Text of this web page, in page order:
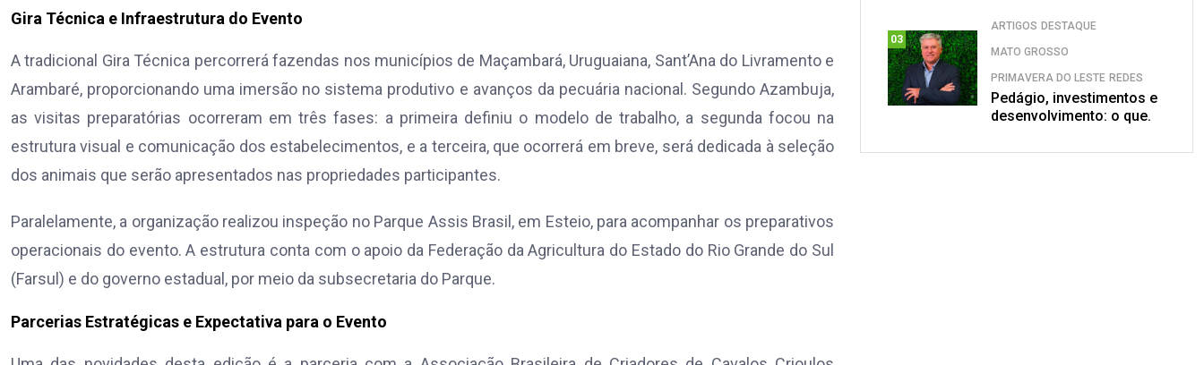
Gira Técnica e Infraestrutura do Evento
A tradicional Gira Técnica percorrerá fazendas nos municípios de Maçambará, Uruguaiana, Sant’Ana do Livramento e
Arambaré, proporcionando uma imersão no sistema produtivo e avanços da pecuária nacional. Segundo Azambuja,
as visitas preparatórias ocorreram em três fases: a primeira definiu o modelo de trabalho, a segunda focou na
estrutura visual e comunicação dos estabelecimentos, e a terceira, que ocorrerá em breve, será dedicada à seleção
dos animais que serão apresentados nas propriedades participantes.
Paralelamente, a organização realizou inspeção no Parque Assis Brasil, em Esteio, para acompanhar os preparativos
operacionais do evento. A estrutura conta com o apoio da Federação da Agricultura do Estado do Rio Grande do Sul
(Farsul) e do governo estadual, por meio da subsecretaria do Parque.
Parcerias Estratégicas e Expectativa para o Evento
03
ARTIGOS DESTAQUE
MATO GROSSO
PRIMAVERA DO LESTE REDES
Pedágio, investimentos e
desenvolvimento: o que.